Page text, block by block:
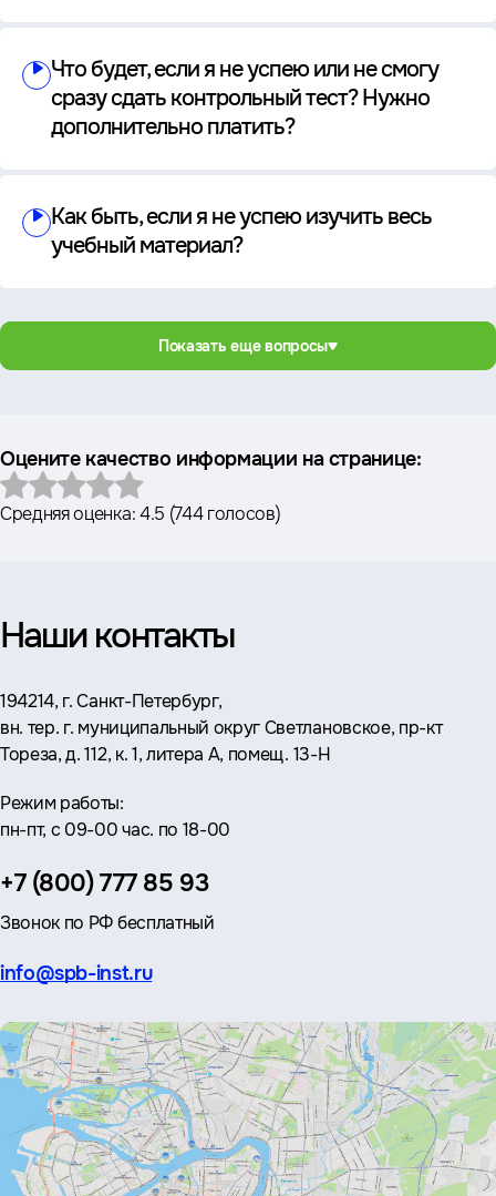
Что будет, если я не успею или не смогу
сразу сдать контрольный тест? Нужно
дополнительно платить?
Как быть, если я не успею изучить весь
учебный материал?
Показать еще вопросы
Оцените качество информации на странице:
Средняя оценка:4.5 (744 голосов)
Наши контакты
Адрес:
194214, г. Санкт-Петербург,
вн. тер. г. муниципальный округ Светлановское, пр-кт
Тореза, д. 112, к. 1, литера А, помещ. 13-Н
Режим работы:
пн-пт, с 09-00 час. по 18-00
Телефон:
+7 (800) 777 85 93
Звонок по РФ бесплатный
Эл.
info@spb-inst.ru